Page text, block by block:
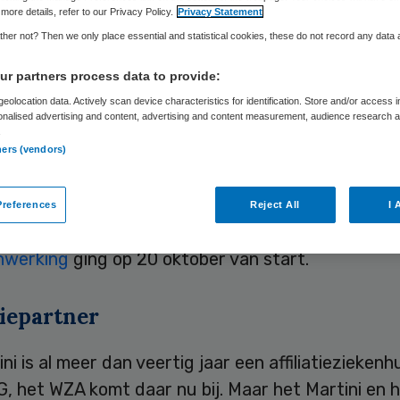
Ziekenhuis Assen (WZA) en het Martini
gaan fors meer coassistenten opleiden. Beide
begeleiden 128 coassistenten in totaal en
de grootste partner van UMCG.
ging op 20 oktober van start.
is al meer dan veertig jaar een
het WZA komt daar nu bij. Maar het Martini en
details, refer to our Privacy Policy. Privacy Statement
not? Then we only place essential and statistical cookies, these do not record any data
partners process data to provide:
data. Actively scan device characteristics for identification. Store and/or access
advertising and content, advertising and content measurement, audience research
(vendors)
Reject All I